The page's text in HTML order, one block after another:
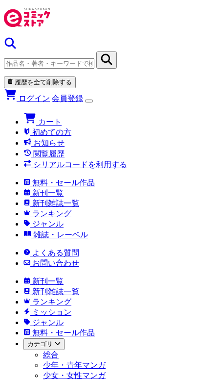
履歴を全て削除する
ログイン 会員登録
カート
初めての方
お知らせ
閲覧履歴
シリアルコードを利用する
無料・セール作品
新刊一覧
新刊雑誌一覧
ランキング
ジャンル
雑誌・レーベル
よくある質問
お問い合わせ
新刊一覧
新刊雑誌一覧
ランキング
ミッション
ジャンル
無料・セール作品
カテゴリ
総合
少年・青年マンガ
少女・女性マンガ